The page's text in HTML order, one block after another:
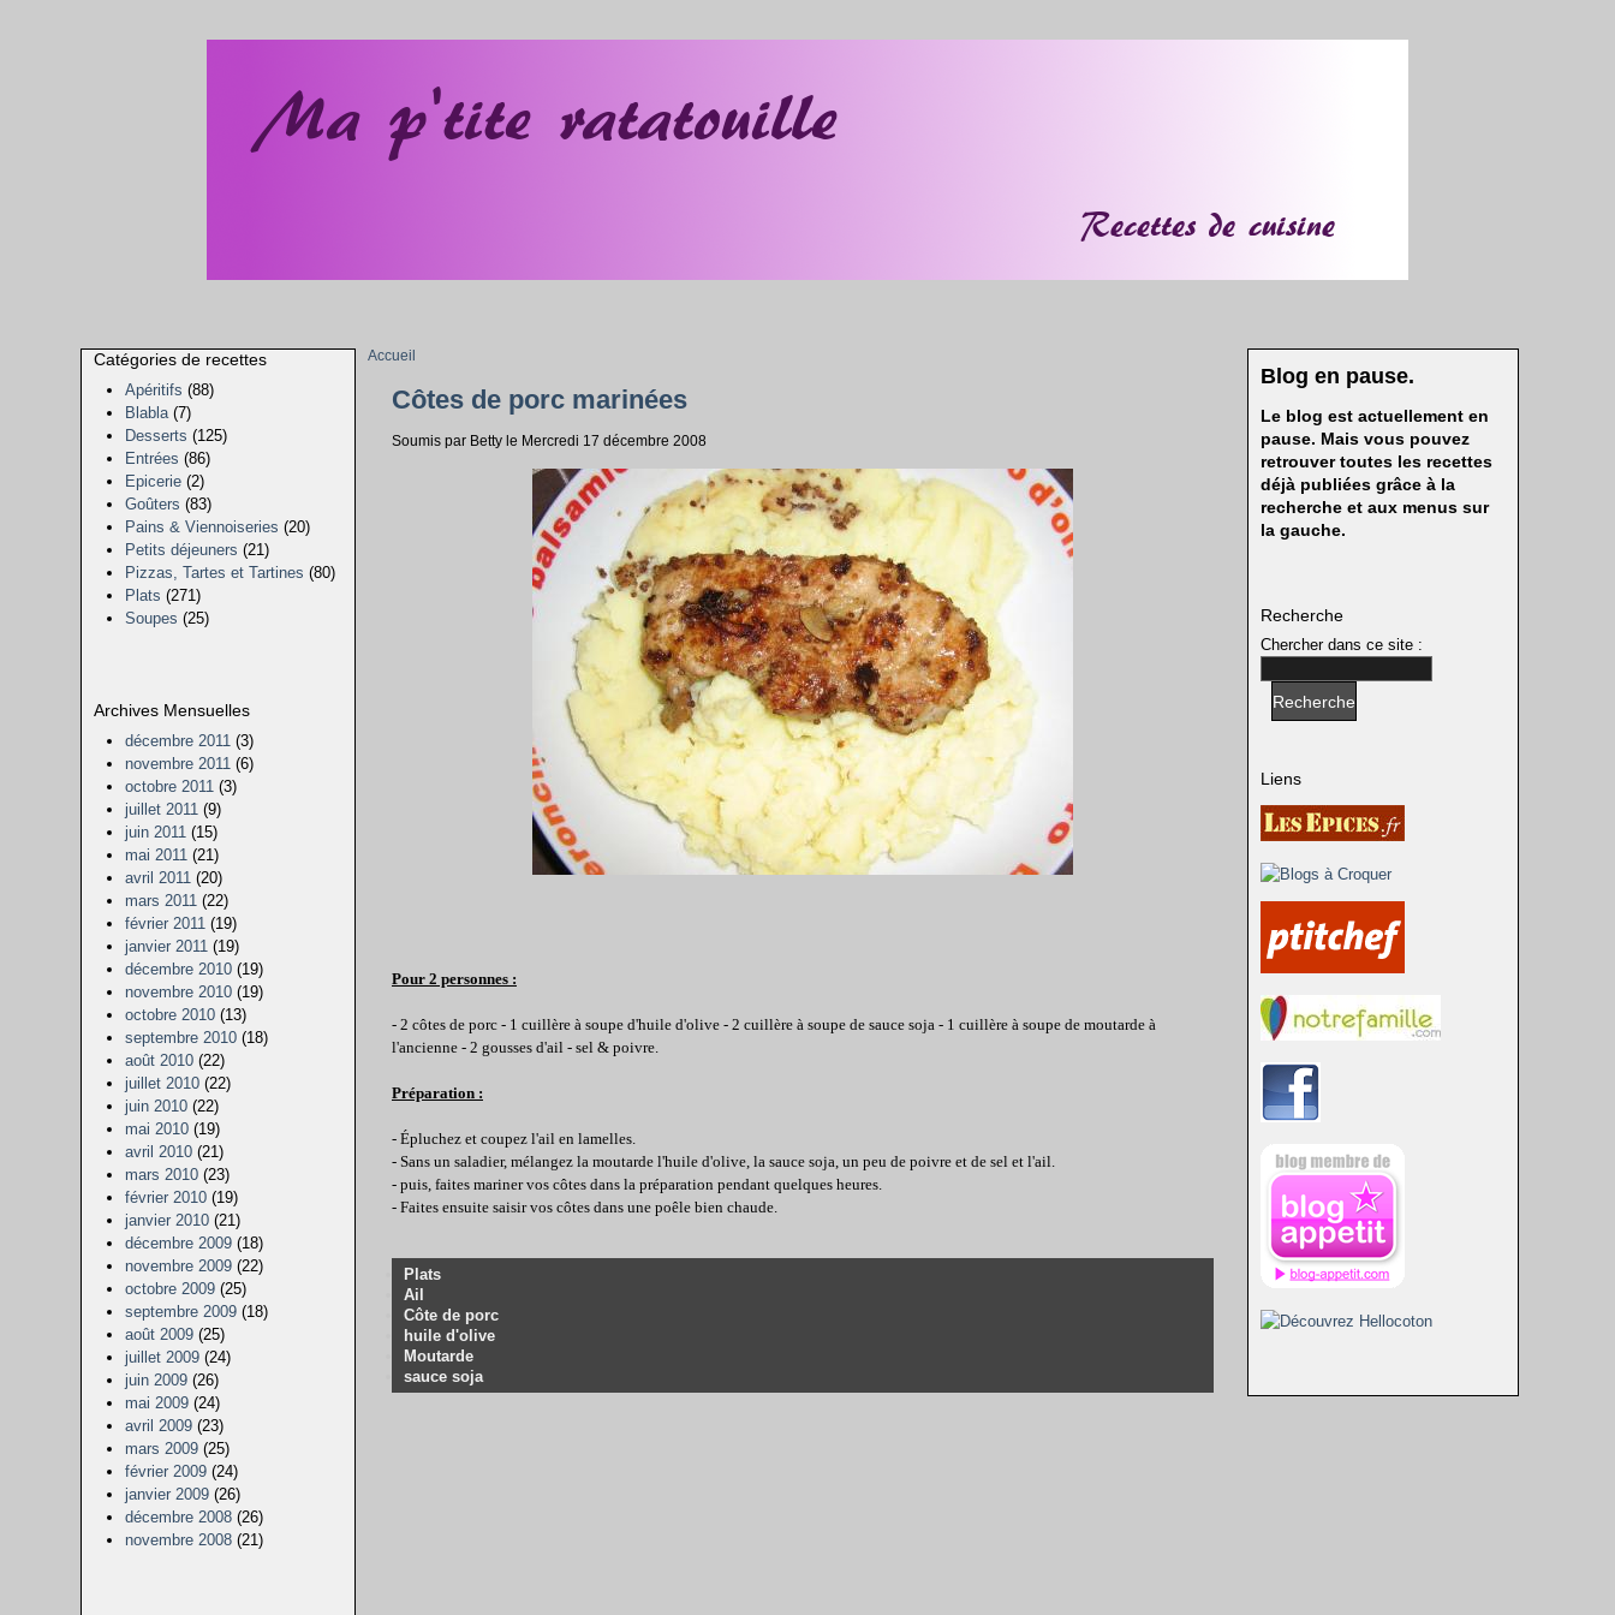
Catégories de recettes
Apéritifs (88)
Blabla (7)
Desserts (125)
Entrées (86)
Epicerie (2)
Goûters (83)
Pains & Viennoiseries (20)
Petits déjeuners (21)
Pizzas, Tartes et Tartines (80)
Plats (271)
Soupes (25)
Archives Mensuelles
décembre 2011 (3)
novembre 2011 (6)
octobre 2011 (3)
juillet 2011 (9)
juin 2011 (15)
mai 2011 (21)
avril 2011 (20)
mars 2011 (22)
février 2011 (19)
janvier 2011 (19)
décembre 2010 (19)
novembre 2010 (19)
octobre 2010 (13)
septembre 2010 (18)
août 2010 (22)
juillet 2010 (22)
juin 2010 (22)
mai 2010 (19)
avril 2010 (21)
mars 2010 (23)
février 2010 (19)
janvier 2010 (21)
décembre 2009 (18)
novembre 2009 (22)
octobre 2009 (25)
septembre 2009 (18)
août 2009 (25)
juillet 2009 (24)
juin 2009 (26)
mai 2009 (24)
avril 2009 (23)
mars 2009 (25)
février 2009 (24)
janvier 2009 (26)
décembre 2008 (26)
novembre 2008 (21)
Accueil
Côtes de porc marinées
Soumis par Betty le Mercredi 17 décembre 2008
Pour 2 personnes :
- 2 côtes de porc - 1 cuillère à soupe d'huile d'olive - 2 cuillère à soupe de sauce soja - 1 cuillère à soupe de moutarde à
l'ancienne - 2 gousses d'ail - sel & poivre.
Préparation :
- Épluchez et coupez l'ail en lamelles.
- Sans un saladier, mélangez la moutarde l'huile d'olive, la sauce soja, un peu de poivre et de sel et l'ail.
- puis, faites mariner vos côtes dans la préparation pendant quelques heures.
- Faites ensuite saisir vos côtes dans une poêle bien chaude.
Plats
Ail
Côte de porc
huile d'olive
Moutarde
sauce soja
Blog en pause.
Le blog est actuellement en
pause. Mais vous pouvez
retrouver toutes les recettes
déjà publiées grâce à la
recherche et aux menus sur
la gauche.
Recherche
Chercher dans ce site :
Liens